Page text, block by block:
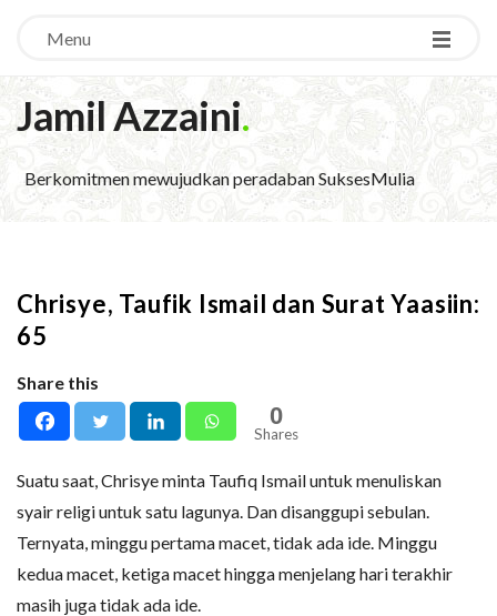
Menu
Jamil Azzaini.
Berkomitmen mewujudkan peradaban SuksesMulia
Chrisye, Taufik Ismail dan Surat Yaasiin:
65
Share this
0
Shares
Suatu saat, Chrisye minta Taufiq Ismail untuk menuliskan
syair religi untuk satu lagunya. Dan disanggupi sebulan.
Ternyata, minggu pertama macet, tidak ada ide. Minggu
kedua macet, ketiga macet hingga menjelang hari terakhir
masih juga tidak ada ide.